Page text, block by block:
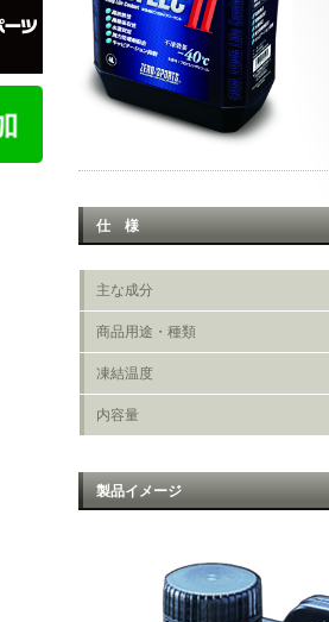
仕 様
主な成分
商品用途・種類
凍結温度
内容量
製品イメージ